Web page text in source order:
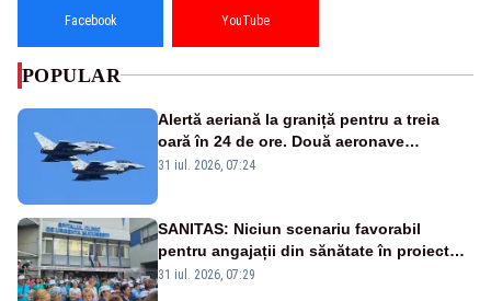
Facebook YouTube
POPULAR
Alertă aeriană la graniță pentru a treia
oară în 24 de ore. Două aeronave
Eurofighter britanice au fost ridicate de la
31 iul. 2026, 07:24
SANITAS: Niciun scenariu favorabil
pentru angajații din sănătate în proiectul
Legii salarizării
31 iul. 2026, 07:29